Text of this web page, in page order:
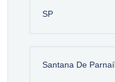
SP
Santana De